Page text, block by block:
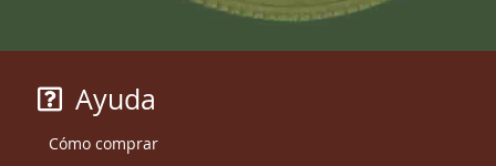
Ayuda
Cómo comprar